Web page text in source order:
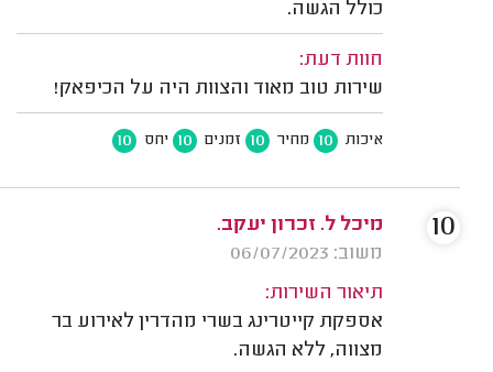
כולל הגשה.
חוות דעת:
שירות טוב מאוד והצוות היה על הכיפאק!
איכות 10 מחיר 10 זמנים 10 יחס 10
מיכל ל. זכרון יעקב.
משוב: 06/07/2023
תיאור השירות:
אספקת קייטרינג בשרי מהדרין לאירוע בר
מצווה, ללא הגשה.
10